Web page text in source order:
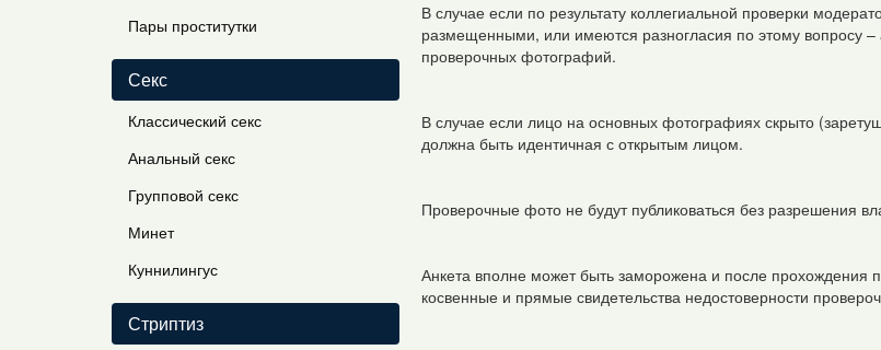
Пары проститутки
Секс
Классический секс
Анальный секс
Групповой секс
Минет
Куннилингус
Стриптиз
В случае если по результату коллегиальной проверки
размещенными, или имеются разногласия по этому вопросу
проверочных фотографий.
В случае если лицо на основных фотографиях скрыто
должна быть идентичная с открытым лицом.
Проверочные фото не будут публиковаться без разрешения
Анкета вполне может быть заморожена и после прохождения
косвенные и прямые свидетельства недостоверности